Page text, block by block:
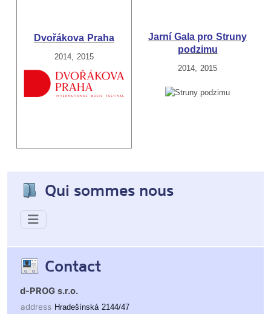
Qui sommes nous
Contact
d-PROG s.r.o.
address Hradešínská 2144/47
Dvořákova Praha
2014, 2015
Jarní Gala pro Struny
podzimu
2014, 2015